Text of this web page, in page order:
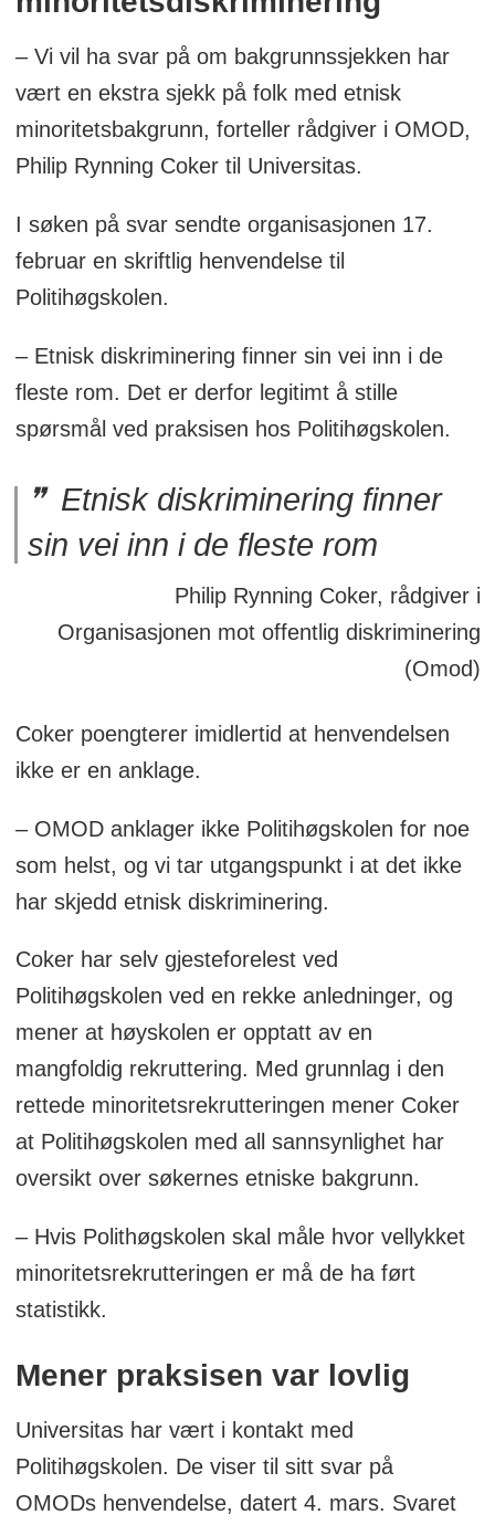
– Vi vil ha svar på om bakgrunnssjekken har
vært en ekstra sjekk på folk med etnisk
minoritetsbakgrunn, forteller rådgiver i OMOD,
Philip Rynning Coker til Universitas.
I søken på svar sendte organisasjonen 17.
februar en skriftlig henvendelse til
Politihøgskolen.
– Etnisk diskriminering finner sin vei inn i de
fleste rom. Det er derfor legitimt å stille
spørsmål ved praksisen hos Politihøgskolen.
Etnisk diskriminering finner
sin vei inn i de fleste rom
Philip Rynning Coker, rådgiver i
Organisasjonen mot offentlig diskriminering
(Omod)
Coker poengterer imidlertid at henvendelsen
ikke er en anklage.
– OMOD anklager ikke Politihøgskolen for noe
som helst, og vi tar utgangspunkt i at det ikke
har skjedd etnisk diskriminering.
Coker har selv gjesteforelest ved
Politihøgskolen ved en rekke anledninger, og
mener at høyskolen er opptatt av en
mangfoldig rekruttering. Med grunnlag i den
rettede minoritetsrekrutteringen mener Coker
at Politihøgskolen med all sannsynlighet har
oversikt over søkernes etniske bakgrunn.
– Hvis Polithøgskolen skal måle hvor vellykket
minoritetsrekrutteringen er må de ha ført
statistikk.
Mener praksisen var lovlig
Universitas har vært i kontakt med
Politihøgskolen. De viser til sitt svar på
OMODs henvendelse, datert 4. mars. Svaret